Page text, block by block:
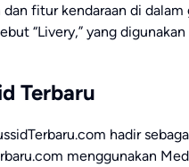
fitur kendaraan di dalam
“Livery,” yang
Terbaru
hadir
menggunakan